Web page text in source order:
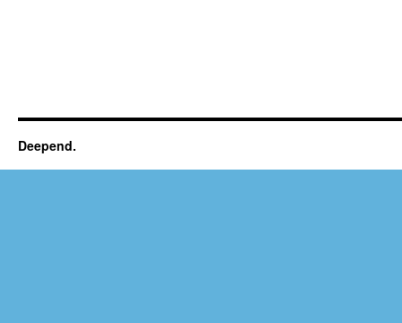
Deepend.